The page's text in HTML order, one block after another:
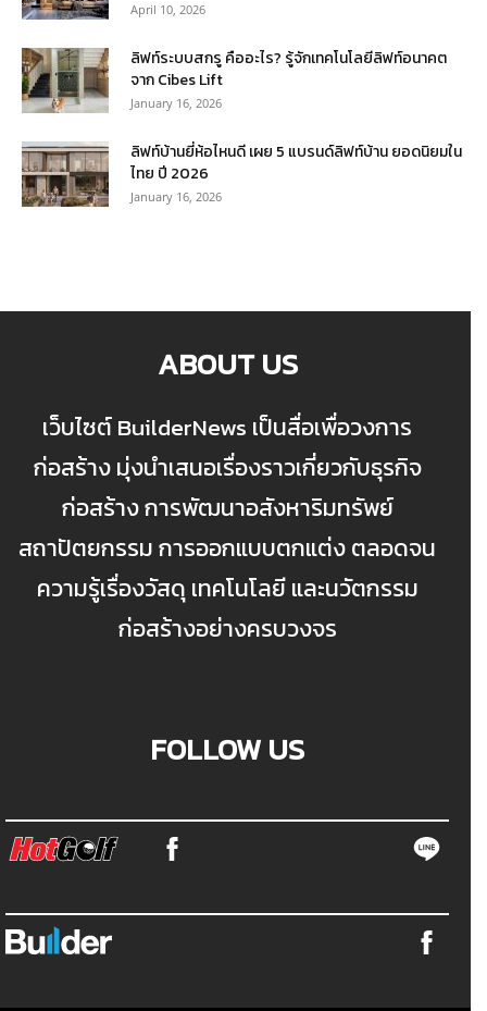
April 10, 2026
ลิฟท์ระบบสกรู คืออะไร? รู้จักเทคโนโลยีลิฟท์อนาคต
จาก Cibes Lift
January 16, 2026
ลิฟท์บ้านยี่ห้อไหนดี เผย 5 แบรนด์ลิฟท์บ้าน ยอดนิยมใน
ไทย ปี 2026
January 16, 2026
ABOUT US
เว็บไซต์ BuilderNews เป็นสื่อเพื่อวงการ
ก่อสร้าง มุ่งนำเสนอเรื่องราวเกี่ยวกับธุรกิจ
ก่อสร้าง การพัฒนาอสังหาริมทรัพย์
สถาปัตยกรรม การออกแบบตกแต่ง ตลอดจน
ความรู้เรื่องวัสดุ เทคโนโลยี และนวัตกรรม
ก่อสร้างอย่างครบวงจร
FOLLOW US